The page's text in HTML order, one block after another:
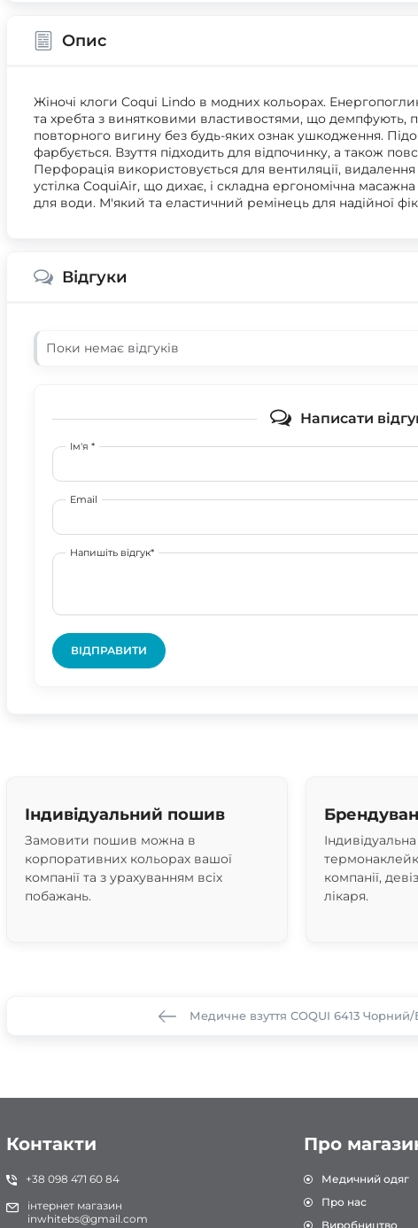
Опис
Жіночі клоги Coqui Lindo в модних кольорах.
та хребта з винятковими властивостями, що демпфують,
повторного вигину без будь-яких ознак ушкодження.
фарбується. Взуття підходить для відпочинку, а також
Перфорація використовується для вентиляції,
устілка CoquiAir, що дихає, і складна ергономічна
для води. М'який та еластичний ремінець для надійної
Відгуки
Поки немає відгуків
Написати
Ім'я *
Email
Напишіть відгук*
ВІДПРАВИТИ
Індивідуальний пошив
Замовити пошив можна в
корпоративних кольорах вашої
компанії та з урахуванням всіх
побажань.
компанії,
лікаря.
Медичне взуття COQUI 6413 Чорний/
Контакти
+38 098 471 60 84
інтернет магазин
inwhitebs@gmail.com
Про
Медичний одяг
Про нас
Виробництво